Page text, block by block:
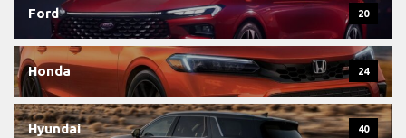
Ford 20
Honda 24
Hyundai 40